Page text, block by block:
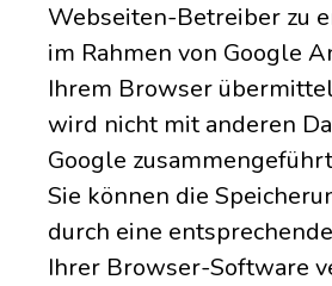
Webseiten-Betreiber zu
im Rahmen von Google
Ihrem Browser
wird nicht mit anderen
Google
Sie können die
durch eine
Ihrer Browser-Software